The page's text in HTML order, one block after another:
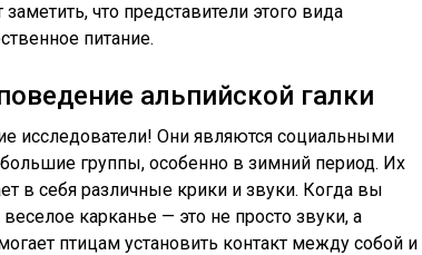
что представители этого вида
питание.
альпийской галки
исследователи! Они являются социальными
группы, особенно в зимний период. Их
в себя различные крики и звуки. Когда вы
карканье — это не просто звуки, а
птицам установить контакт между собой и